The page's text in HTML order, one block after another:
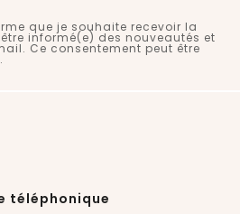
que je souhaite recevoir la
informé(e) des nouveautés et
Ce consentement peut être
téléphonique